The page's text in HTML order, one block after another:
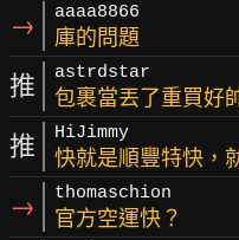
→ aaaa8866
庫的問題
推 astrdstar
包裹當丟了重買好
推 HiJimmy
快就是順豐特快，
→ thomaschion
官方空運快？